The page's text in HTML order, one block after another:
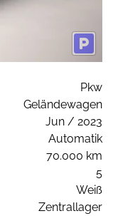
Pkw
Geländewagen
Jun / 2023
Automatik
70.000 km
5
Weiß
Zentrallager